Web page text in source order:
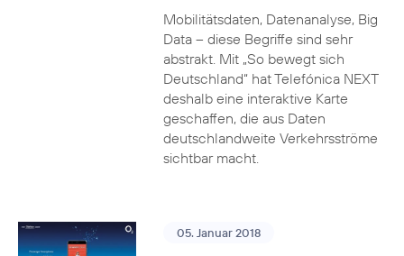
Mobilitätsdaten, Datenanalyse, Big
Data – diese Begriffe sind sehr
abstrakt. Mit „So bewegt sich
Deutschland“ hat Telefónica NEXT
deshalb eine interaktive Karte
geschaffen, die aus Daten
deutschlandweite Verkehrsströme
sichtbar macht.
05. Januar 2018